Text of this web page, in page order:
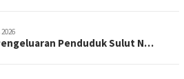
Penduduk Sulut N…